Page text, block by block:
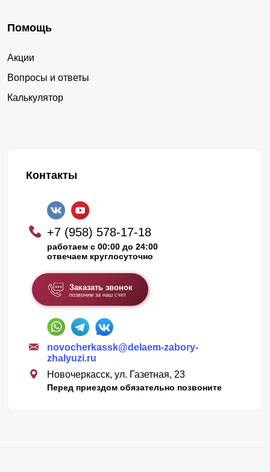
Помощь
Акции
Вопросы и ответы
Калькулятор
Контакты
+7 (958) 578-17-18
работаем с 00:00 до 24:00
отвечаем круглосуточно
Заказать звонок
позвоним за наш счет
novocherkassk@delaem-zabory-
zhalyuzi.ru
Новочеркасск, ул. Газетная, 23
Перед приездом обязательно позвоните